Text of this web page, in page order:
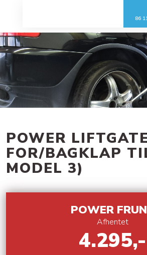
86
POWER
FOR/BAGKLAP
MODEL 3)
​POWER
Afhentet
4.295,-